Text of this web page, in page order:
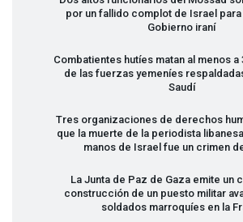
por un fallido complot de Israel
Gobierno iraní
Combatientes hutíes matan al menos a
de las fuerzas yemeníes
Saudí
Tres organizaciones de derechos
que la muerte de la periodista
manos de Israel fue un crimen
La Junta de Paz de Gaza emite un
construcción de un puesto militar
soldados marroquíes en la